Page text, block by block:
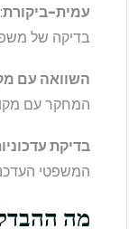
עמית-ביקורת
בדיקה של
השוואה עם
המחקר עם
בדיקת
המשפטי
מה